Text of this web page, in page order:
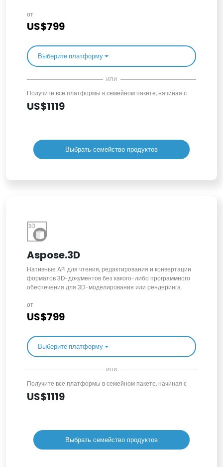
от
US$799
Выберите платформу
или
Получите все платформы в семейном пакете, начиная с
US$1119
Выбрать семейство продуктов
Aspose.3D
Нативные API для чтения, редактирования и конвертации
форматов 3D-документов без какого-либо программного
обеспечения для 3D-моделирования или рендеринга.
от
US$799
Выберите платформу
или
Получите все платформы в семейном пакете, начиная с
US$1119
Выбрать семейство продуктов